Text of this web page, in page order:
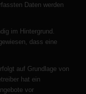
Daten werden
im Hintergrund.
dass eine
auf Grundlage von
hat ein
vor